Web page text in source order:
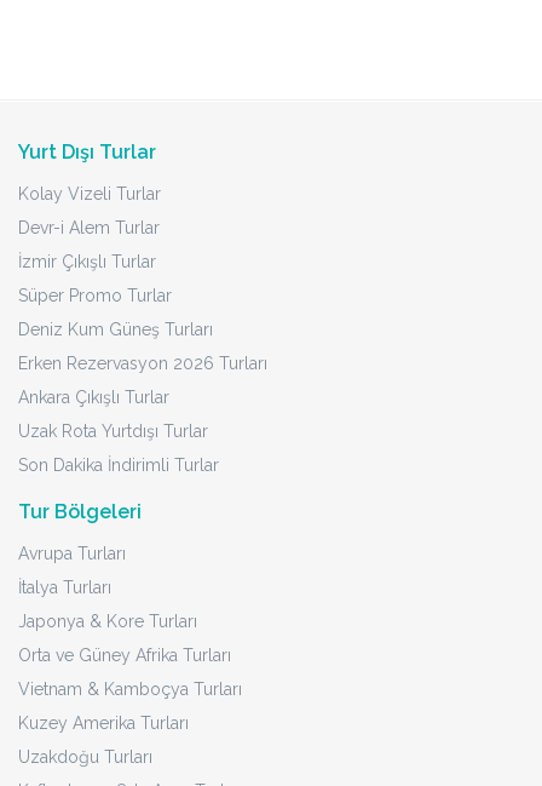
Yurt Dışı Turlar
Kolay Vizeli Turlar
Devr-i Alem Turlar
İzmir Çıkışlı Turlar
Süper Promo Turlar
Deniz Kum Güneş Turları
Erken Rezervasyon 2026 Turları
Ankara Çıkışlı Turlar
Uzak Rota Yurtdışı Turlar
Son Dakika İndirimli Turlar
Tur Bölgeleri
Avrupa Turları
İtalya Turları
Japonya & Kore Turları
Orta ve Güney Afrika Turları
Vietnam & Kamboçya Turları
Kuzey Amerika Turları
Uzakdoğu Turları